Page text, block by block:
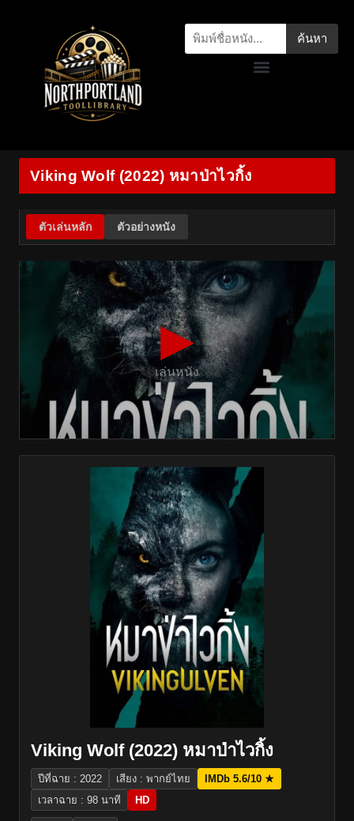
ค้นหา
Viking Wolf (2022) หมาป่าไวกิ้ง
ตัวเล่นหลัก ตัวอย่างหนัง
▶
เล่นหนัง
Viking Wolf (2022) หมาป่าไวกิ้ง
ปีที่ฉาย : 2022 เสียง : พากย์ไทย
IMDb 5.6/10 ★
เวลาฉาย : 98 นาที
HD